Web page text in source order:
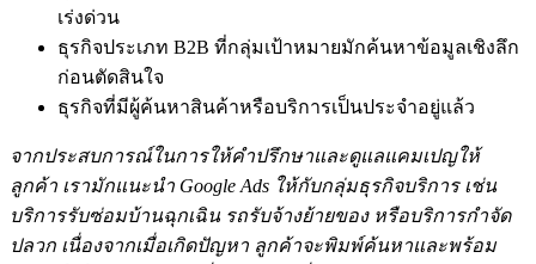
เร่งด่วน
ธุรกิจประเภท B2B ที่กลุ่มเป้าหมายมักค้นหาข้อมูลเชิงลึก
ก่อนตัดสินใจ
ธุรกิจที่มีผู้ค้นหาสินค้าหรือบริการเป็นประจำอยู่แล้ว
จากประสบการณ์ในการให้คำปรึกษาและดูแลแคมเปญให้
ลูกค้า เรามักแนะนำ Google Ads ให้กับกลุ่มธุรกิจบริการ เช่น
บริการรับซ่อมบ้านฉุกเฉิน รถรับจ้างย้ายของ หรือบริการกำจัด
ปลวก เนื่องจากเมื่อเกิดปัญหา ลูกค้าจะพิมพ์ค้นหาและพร้อม